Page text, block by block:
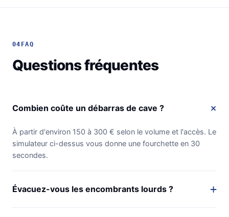
04 FAQ
Questions fréquentes
Combien coûte un débarras de cave ?
À partir d'environ 150 à 300 € selon le volume et l'accès. Le
simulateur ci-dessus vous donne une fourchette en 30
secondes.
Évacuez-vous les encombrants lourds ?